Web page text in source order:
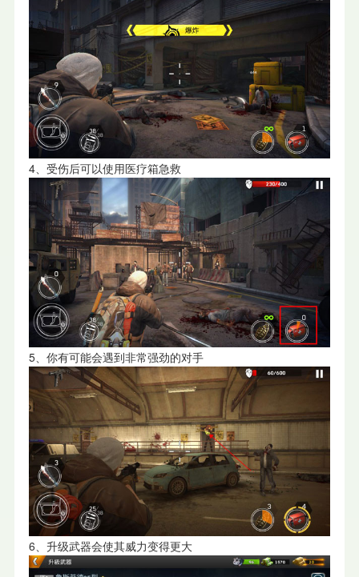
4、受伤后可以使用医疗箱急救
5、你有可能会遇到非常强劲的对手
6、升级武器会使其威力变得更大